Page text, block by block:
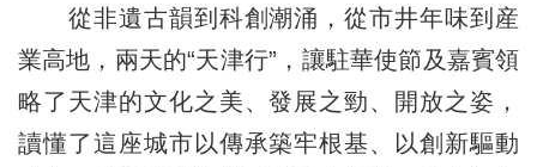
從非遺古韻到科創潮涌，從市井年味到産
業高地，兩天的“天津行”，讓駐華使節及嘉賓領
略了天津的文化之美、發展之勁、開放之姿，
讀懂了這座城市以傳承築牢根基、以創新驅動